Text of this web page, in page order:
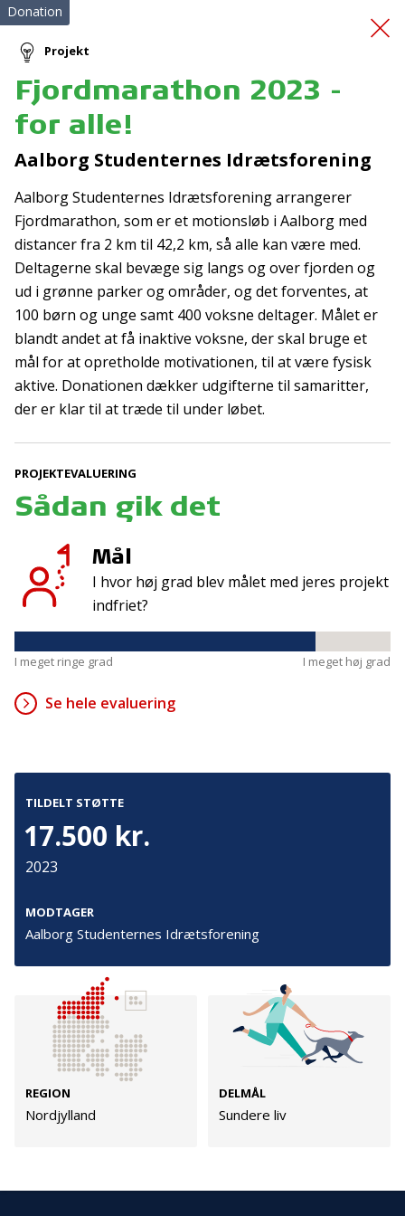
sørredning-både og
uddannelse
Donation
Projekt
Fjordmarathon 2023 -
for alle!
Aalborg Studenternes Idrætsforening
Aalborg Studenternes Idrætsforening arrangerer
Fjordmarathon, som er et motionsløb i Aalborg med
distancer fra 2 km til 42,2 km, så alle kan være med.
Deltagerne skal bevæge sig langs og over fjorden og
ud i grønne parker og områder, og det forventes, at
100 børn og unge samt 400 voksne deltager. Målet er
blandt andet at få inaktive voksne, der skal bruge et
mål for at opretholde motivationen, til at være fysisk
aktive. Donationen dækker udgifterne til samaritter,
der er klar til at træde til under løbet.
PROJEKTEVALUERING
Sådan gik det
Mål
I hvor høj grad blev målet med jeres projekt
indfriet?
I meget ringe grad I meget høj grad
Se hele evaluering
TILDELT STØTTE
17.500 kr.
2023
MODTAGER
Aalborg Studenternes Idrætsforening
REGION
Nordjylland
DELMÅL
Sundere liv
Tilmeld nyhedsbrev
De seneste nyheder om TrygFondens og TryghedsGruppens
aktiviteter direkte i din indbakke.
Tilmeld
45 26 08 00
info@trygfonden.dk
info@tryghedsgruppen.dk
Vis vej hertil
Cookies
Persondata
TryghedsGruppen
Facebook LinkedIn